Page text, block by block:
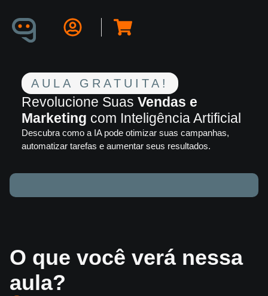
AULA GRATUITA!
Revolucione Suas Vendas e
Marketing com Inteligência Artificial
Descubra como a IA pode otimizar suas campanhas,
automatizar tarefas e aumentar seus resultados.
O que você verá nessa
aula?